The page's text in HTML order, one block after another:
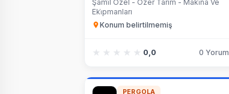
Şami̇l Özel - Özer Tarım - Maki̇na Ve
Eki̇pmanları
Konum belirtilmemiş
★★★★★
★★★★★ 0,0 0 Yorum
PERGOLA